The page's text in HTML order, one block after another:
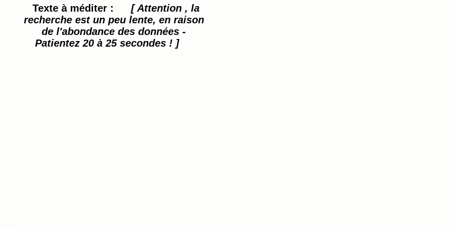
Texte à méditer :
[ Attention , la
recherche est un peu lente, en raison
de l'abondance des données -
Patientez 20 à 25 secondes ! ]